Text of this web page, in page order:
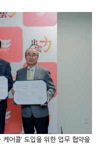
케어콜’ 도입을 위한 업무 협약을